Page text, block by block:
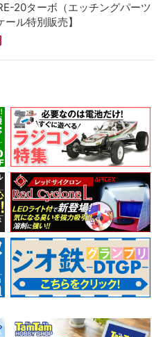
20ターボ（エッチングパーツ
ル特別販売】